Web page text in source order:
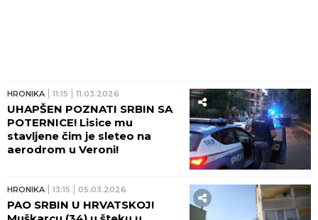
HRONIKA 11:15 11.03.2026
UHAPŠEN POZNATI SRBIN SA
POTERNICE! Lisice mu
stavljene čim je sleteo na
aerodrom u Veroni!
HRONIKA 13:15 05.03.2026
PAO SRBIN U HRVATSKOJ!